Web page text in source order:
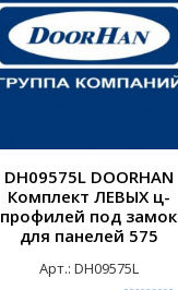
DH09575L DOORHAN
Комплект ЛЕВЫХ ц-
профилей под замок
для панелей 575
Арт.: DH09575L